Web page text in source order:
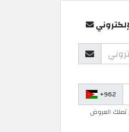
+962
تصلك العروض